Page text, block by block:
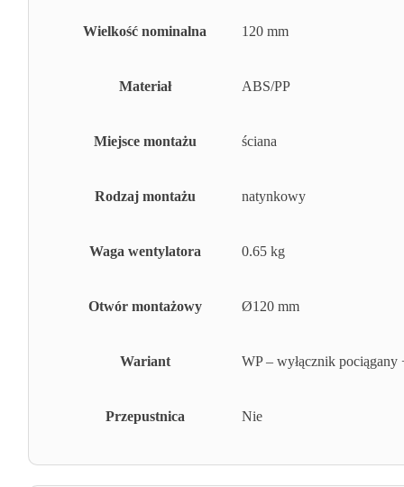
Wielkość nominalna 120 mm
Materiał ABS/PP
Miejsce montażu ściana
Rodzaj montażu natynkowy
Waga wentylatora 0.65 kg
Otwór montażowy Ø120 mm
Wariant WP – wyłącznik pociągany
Przepustnica Nie